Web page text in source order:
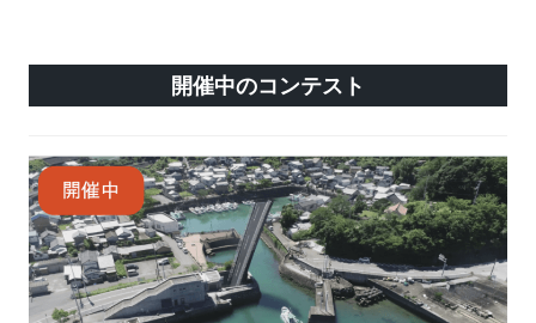
開催中のコンテスト